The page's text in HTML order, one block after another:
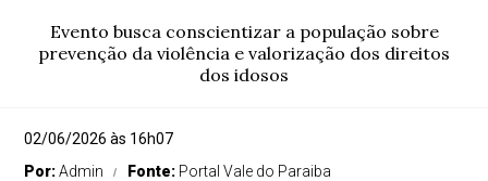
Evento busca conscientizar a população sobre
prevenção da violência e valorização dos direitos
dos idosos
02/06/2026 às 16h07
Por:Admin Fonte: Portal Vale do Paraiba